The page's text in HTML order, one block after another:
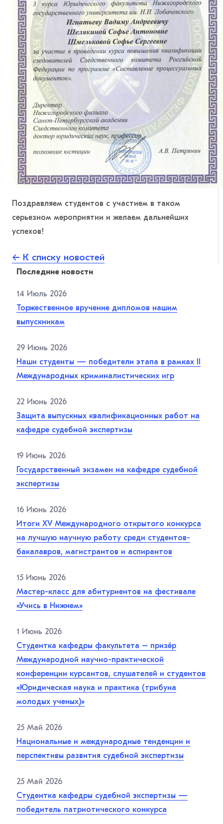
Поздравляем студентов с участием в таком
серьезном мероприятии и желаем дальнейших
успехов!
← К списку новостей
Последние новости
14 Июль 2026
Торжественное вручение дипломов нашим
выпускникам
29 Июнь 2026
Наши студенты — победители этапа в рамках II
Международных криминалистических игр
22 Июнь 2026
Защита выпускных квалификационных работ на
кафедре судебной экспертизы
19 Июнь 2026
Государственный экзамен на кафедре судебной
экспертизы
16 Июнь 2026
Итоги XV Международного открытого конкурса
на лучшую научную работу среди студентов-
бакалавров, магистрантов и аспирантов
15 Июнь 2026
Мастер-класс для абитуриентов на фестивале
«Учись в Нижнем»
1 Июнь 2026
Студентка кафедры факультета – призёр
Международной научно-практической
конференции курсантов, слушателей и студентов
«Юридическая наука и практика (трибуна
молодых ученых)»
25 Май 2026
Национальные и международные тенденции и
перспективы развития судебной экспертизы
25 Май 2026
Студентка кафедры судебной экспертизы —
победитель патриотического конкурса